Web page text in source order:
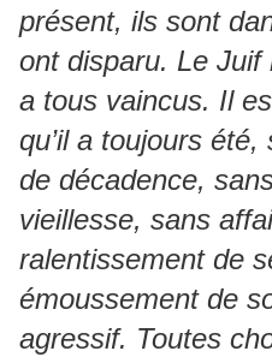
présent, ils sont
ont disparu. Le
a tous vaincus. Il
qu’il a toujours
de décadence,
vieillesse, sans
ralentissement de
émoussement de
agressif. Toutes